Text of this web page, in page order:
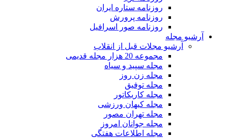
روزنامه ستاره ایران
روزنامه پرورش
روزنامه صور اسرافیل
آرشیو مجله
آرشیو مجلات قبل از انقلاب
مجموعه 20 هزار مجله قدیمی
مجله سپید و سیاه
مجله زن روز
مجله توفیق
مجله کاریکاتور
مجله کیهان ورزشی
مجله تهران مصور
مجله جوانان امروز
مجله اطلاعات هفتگی